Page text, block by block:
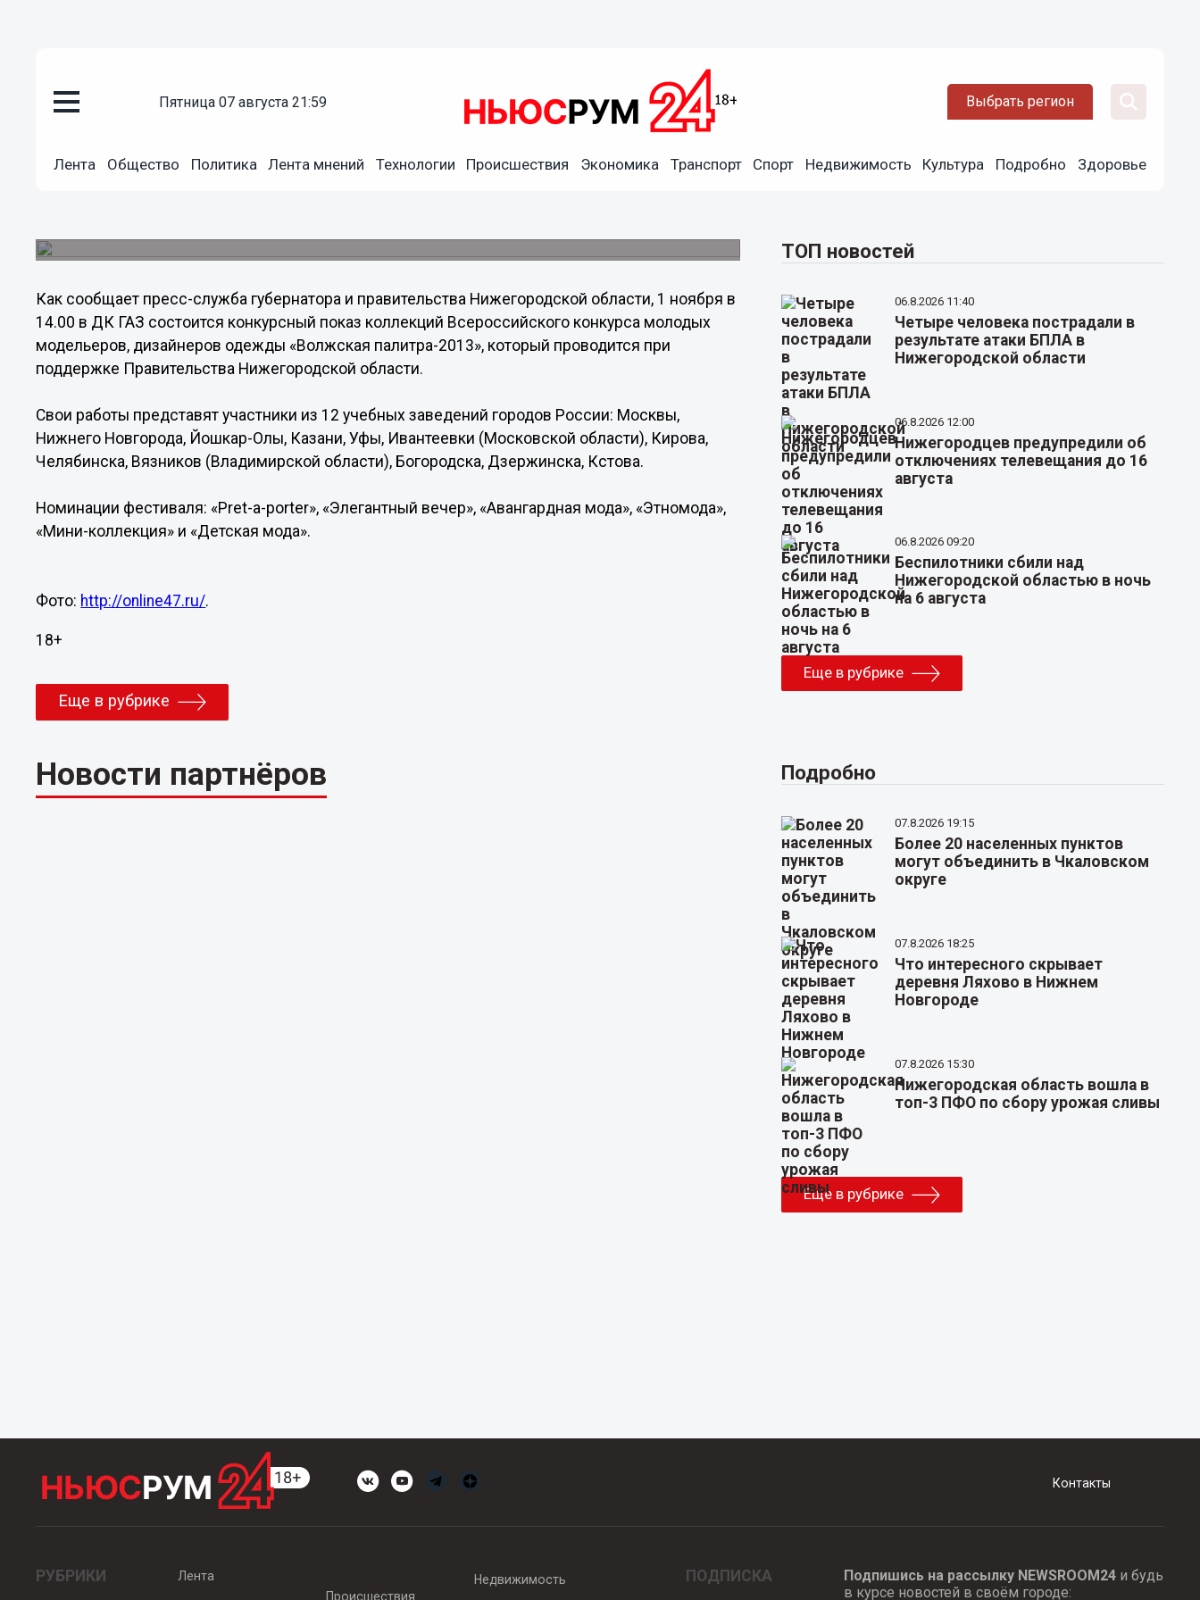
пятница 07 августа 21:59 Выбрать регион
Лента Общество Политика Лента мнений Технологии Происшествия Экономика Транспорт Спорт Недвижимость Культура Подробно Здоровье
Молодые российские дизайнеры представят свои модели
Как сообщает пресс-служба губернатора и правительства Нижегородской области, 1 ноября в
14.00 в ДК ГАЗ состоится конкурсный показ коллекций Всероссийского конкурса молодых
модельеров, дизайнеров одежды «Волжская палитра-2013», который проводится при
поддержке Правительства Нижегородской области.
Свои работы представят участники из 12 учебных заведений городов России: Москвы,
Нижнего Новгорода, Йошкар-Олы, Казани, Уфы, Ивантеевки (Московской области), Кирова,
Челябинска, Вязников (Владимирской области), Богородска, Дзержинска, Кстова.
Номинации фестиваля: «Pret-a-porter», «Элегантный вечер», «Авангардная мода», «Этномода»,
«Мини-коллекция» и «Детская мода».
Фото: http://online47.ru/.
18+
Еще в рубрике
Новости партнёров
ТОП новостей
06.8.2026 11:40
Четыре человека пострадали в
результате атаки БПЛА в
Нижегородской области
06.8.2026 12:00
Нижегородцев предупредили об
отключениях телевещания до 16
августа
06.8.2026 09:20
Беспилотники сбили над
Нижегородской областью в ночь
на 6 августа
Еще в рубрике
Подробно
07.8.2026 19:15
Более 20 населенных пунктов
могут объединить в Чкаловском
округе
07.8.2026 18:25
Что интересного скрывает
деревня Ляхово в Нижнем
Новгороде
07.8.2026 15:30
Нижегородская область вошла в
топ-3 ПФО по сбору урожая сливы
Еще в рубрике
Контакты
РУБРИКИ
Лента
Происшествия
Недвижимость ПОДПИСКА Подпишись на рассылку NEWSROOM24и будь
в курсе новостей в своём городе: